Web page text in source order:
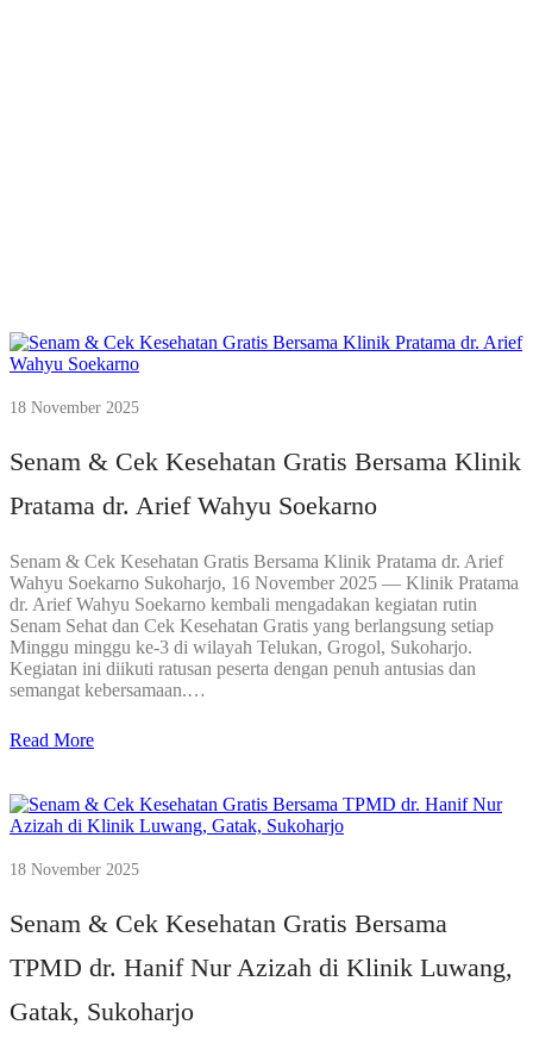
18 November 2025
Senam & Cek Kesehatan Gratis Bersama Klinik
Pratama dr. Arief Wahyu Soekarno
Senam & Cek Kesehatan Gratis Bersama Klinik Pratama dr. Arief
Wahyu Soekarno Sukoharjo, 16 November 2025 — Klinik Pratama
dr. Arief Wahyu Soekarno kembali mengadakan kegiatan rutin
Senam Sehat dan Cek Kesehatan Gratis yang berlangsung setiap
Minggu minggu ke-3 di wilayah Telukan, Grogol, Sukoharjo.
Kegiatan ini diikuti ratusan peserta dengan penuh antusias dan
semangat kebersamaan.…
Read More
18 November 2025
Senam & Cek Kesehatan Gratis Bersama
TPMD dr. Hanif Nur Azizah di Klinik Luwang,
Gatak, Sukoharjo